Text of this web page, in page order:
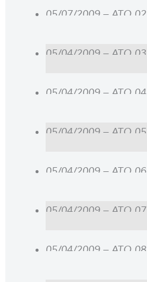
05/07/2009 – ATO 02
05/04/2009 – ATO 03
05/04/2009 – ATO 04
05/04/2009 – ATO 05
05/04/2009 – ATO 06
05/04/2009 – ATO 07
05/04/2009 – ATO 08